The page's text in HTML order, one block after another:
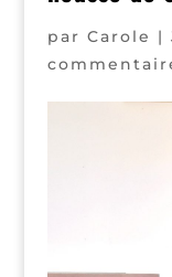
par Carole |